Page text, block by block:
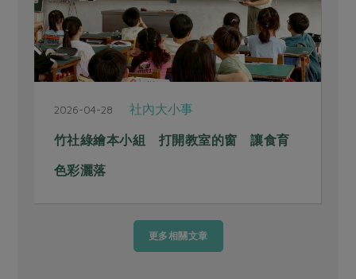
2026-04-28 社內大小事
竹社綠繪本小組 打開教室的窗 讓食育
色彩灑落
更多相關文章